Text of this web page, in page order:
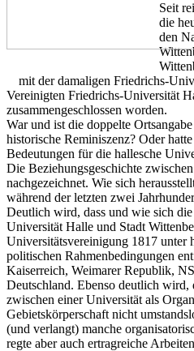
Seit
die
den
mit der damaligen Friedrichs-
Vereinigten Friedrichs-Universität
zusammengeschlossen worden.
War und ist die doppelte
historische Reminiszenz? Oder
Bedeutungen für die hallesche
Die Beziehungsgeschichte
nachgezeichnet. Wie sich
während der letzten zwei
Deutlich wird, dass und wie sich
Universität Halle und Stadt
Universitätsvereinigung 1817 unter
politischen Rahmenbedingungen
Kaiserreich, Weimarer Republik,
Deutschland. Ebenso deutlich wird,
zwischen einer Universität als
Gebietskörperschaft nicht
(und verlangt) manche
regte aber auch ertragreiche